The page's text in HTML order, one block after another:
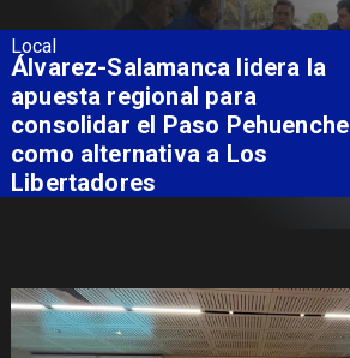
Local
Álvarez-Salamanca lidera la
apuesta regional para
consolidar el Paso Pehuenche
como alternativa a Los
Libertadores